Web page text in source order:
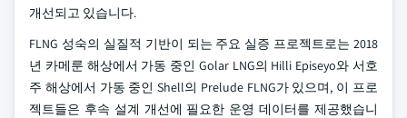
개선되고 있습니다.
FLNG 성숙의 실질적 기반이 되는 주요 실증 프로젝트로는 2018
년 카메룬 해상에서 가동 중인 Golar LNG의 Hilli Episeyo와 서호
주 해상에서 가동 중인 Shell의 Prelude FLNG가 있으며, 이 프로
젝트들은 후속 설계 개선에 필요한 운영 데이터를 제공했습니